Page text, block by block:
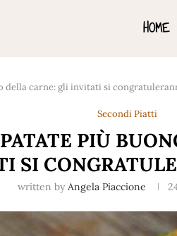
HOME
della carne: gli invitati si
Secondi Piatti
PIÙ
SI
written byAngela Piaccione